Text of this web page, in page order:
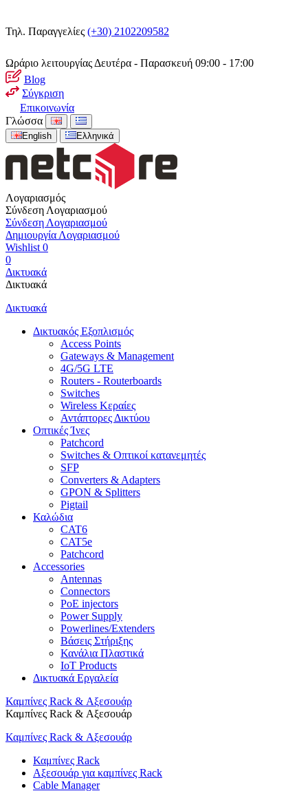
Τηλ. Παραγγελίες (+30) 2102209582
Ωράριο λειτουργίας Δευτέρα - Παρασκευή 09:00 - 17:00
Blog
Σύγκριση
Επικοινωνία
Γλώσσα
English Ελληνικά
Λογαριασμός
Σύνδεση Λογαριασμού
Σύνδεση Λογαριασμού
Δημιουργία Λογαριασμού
Wishlist 0
0
Δικτυακά
Δικτυακά
Δικτυακά
Δικτυακός Εξοπλισμός
Access Points
Gateways & Management
4G/5G LTE
Routers - Routerboards
Switches
Wireless Κεραίες
Αντάπτορες Δικτύου
Οπτικές Ίνες
Patchcord
Switches & Οπτικοί κατανεμητές
SFP
Converters & Adapters
GPON & Splitters
Pigtail
Καλώδια
CAT6
CAT5e
Patchcord
Accessories
Antennas
Connectors
PoE injectors
Power Supply
Powerlines/Extenders
Βάσεις Στήριξης
Κανάλια Πλαστικά
IoT Products
Δικτυακά Εργαλεία
Καμπίνες Rack & Αξεσουάρ
Καμπίνες Rack & Αξεσουάρ
Καμπίνες Rack & Αξεσουάρ
Καμπίνες Rack
Αξεσουάρ για καμπίνες Rack
Cable Manager